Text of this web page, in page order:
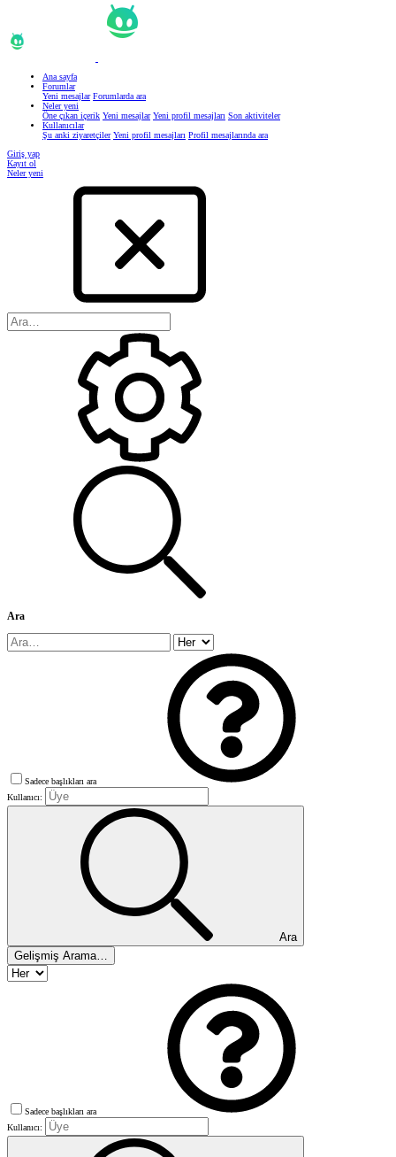
Ana sayfa
Forumlar
Yeni mesajlar Forumlarda ara
Neler yeni
Öne çıkan içerik Yeni mesajlar Yeni profil mesajları Son aktiviteler
Kullanıcılar
Şu anki ziyaretçiler Yeni profil mesajları Profil mesajlarında ara
Giriş yap
Kayıt ol
Neler yeni
Ara
Sadece başlıkları ara
Kullanıcı:
Ara
Gelişmiş Arama…
Sadece başlıkları ara
Kullanıcı: